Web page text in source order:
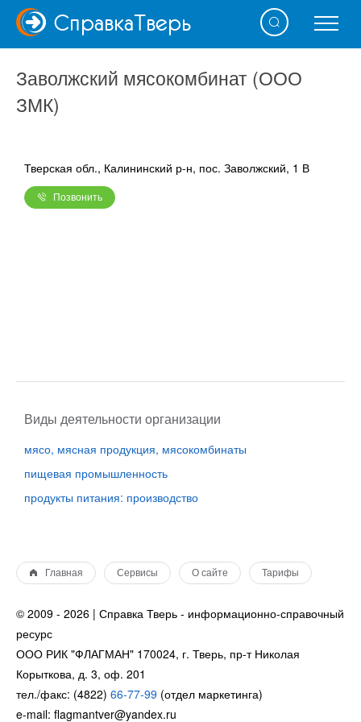
СправкаТверь
Заволжский мясокомбинат (ООО
ЗМК)
Тверская обл., Калининский р-н, пос. Заволжский, 1 В
Позвонить
Виды деятельности организации
мясо, мясная продукция, мясокомбинаты
пищевая промышленность
продукты питания: производство
Главная Сервисы О сайте Тарифы
© 2009 - 2026 | Справка Тверь - информационно-справочный
ресурс
ООО РИК "ФЛАГМАН" 170024, г. Тверь, пр-т Николая
Корыткова, д. 3, оф. 201
тел./факс: (4822) 66-77-99 (отдел маркетинга)
e-mail: flagmantver@yandex.ru